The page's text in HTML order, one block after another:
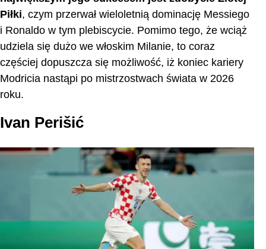
Piłki, czym przerwał wieloletnią dominację Messiego
i Ronaldo w tym plebiscycie. Pomimo tego, że wciąż
udziela się dużo we włoskim Milanie, to coraz
częściej dopuszcza się możliwość, iż koniec kariery
Modricia nastąpi po mistrzostwach świata w 2026
roku.
Ivan Perišić